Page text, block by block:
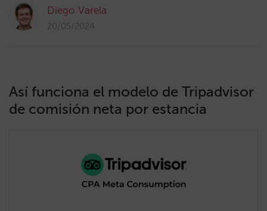
Diego Varela
20/05/2024
Así funciona el modelo de Tripadvisor
de comisión neta por estancia